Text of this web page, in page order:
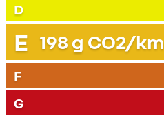
D
E 198 g CO2/km
F
G